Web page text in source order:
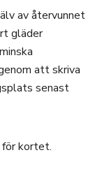
av återvunnet
gläder
att skriva
senast
kortet.